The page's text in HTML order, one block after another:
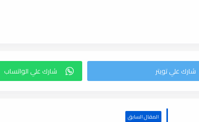
المقال السابق